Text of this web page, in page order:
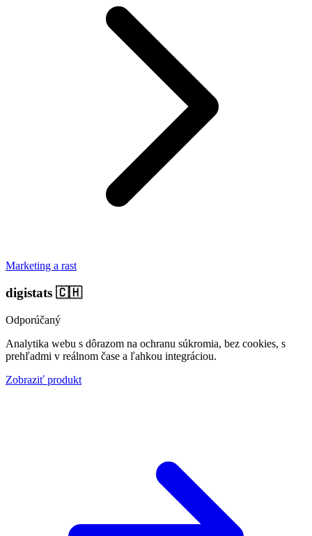
Marketing a rast
digistats 🇨🇭
Odporúčaný
Analytika webu s dôrazom na ochranu súkromia, bez cookies, s
prehľadmi v reálnom čase a ľahkou integráciou.
Zobraziť produkt